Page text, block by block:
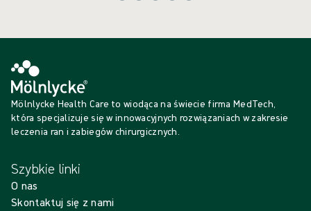
Mölnlycke Health Care to wiodąca na świecie firma MedTech,
która specjalizuje się w innowacyjnych rozwiązaniach w zakresie
leczenia ran i zabiegów chirurgicznych.
Szybkie linki
O nas
Skontaktuj się z nami